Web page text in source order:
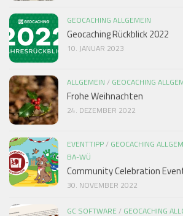
GEOCACHING ALLGEMEIN
Geocaching Rückblick 2022
10. JANUAR 2023
ALLGEMEIN / GEOCACHING
Frohe Weihnachten
24. DEZEMBER 2022
EVENTTIPP/ GEOCACHING
BA-WÜ
Community Celebration
30. NOVEMBER 2022
GC SOFTWARE / GEOCACHING